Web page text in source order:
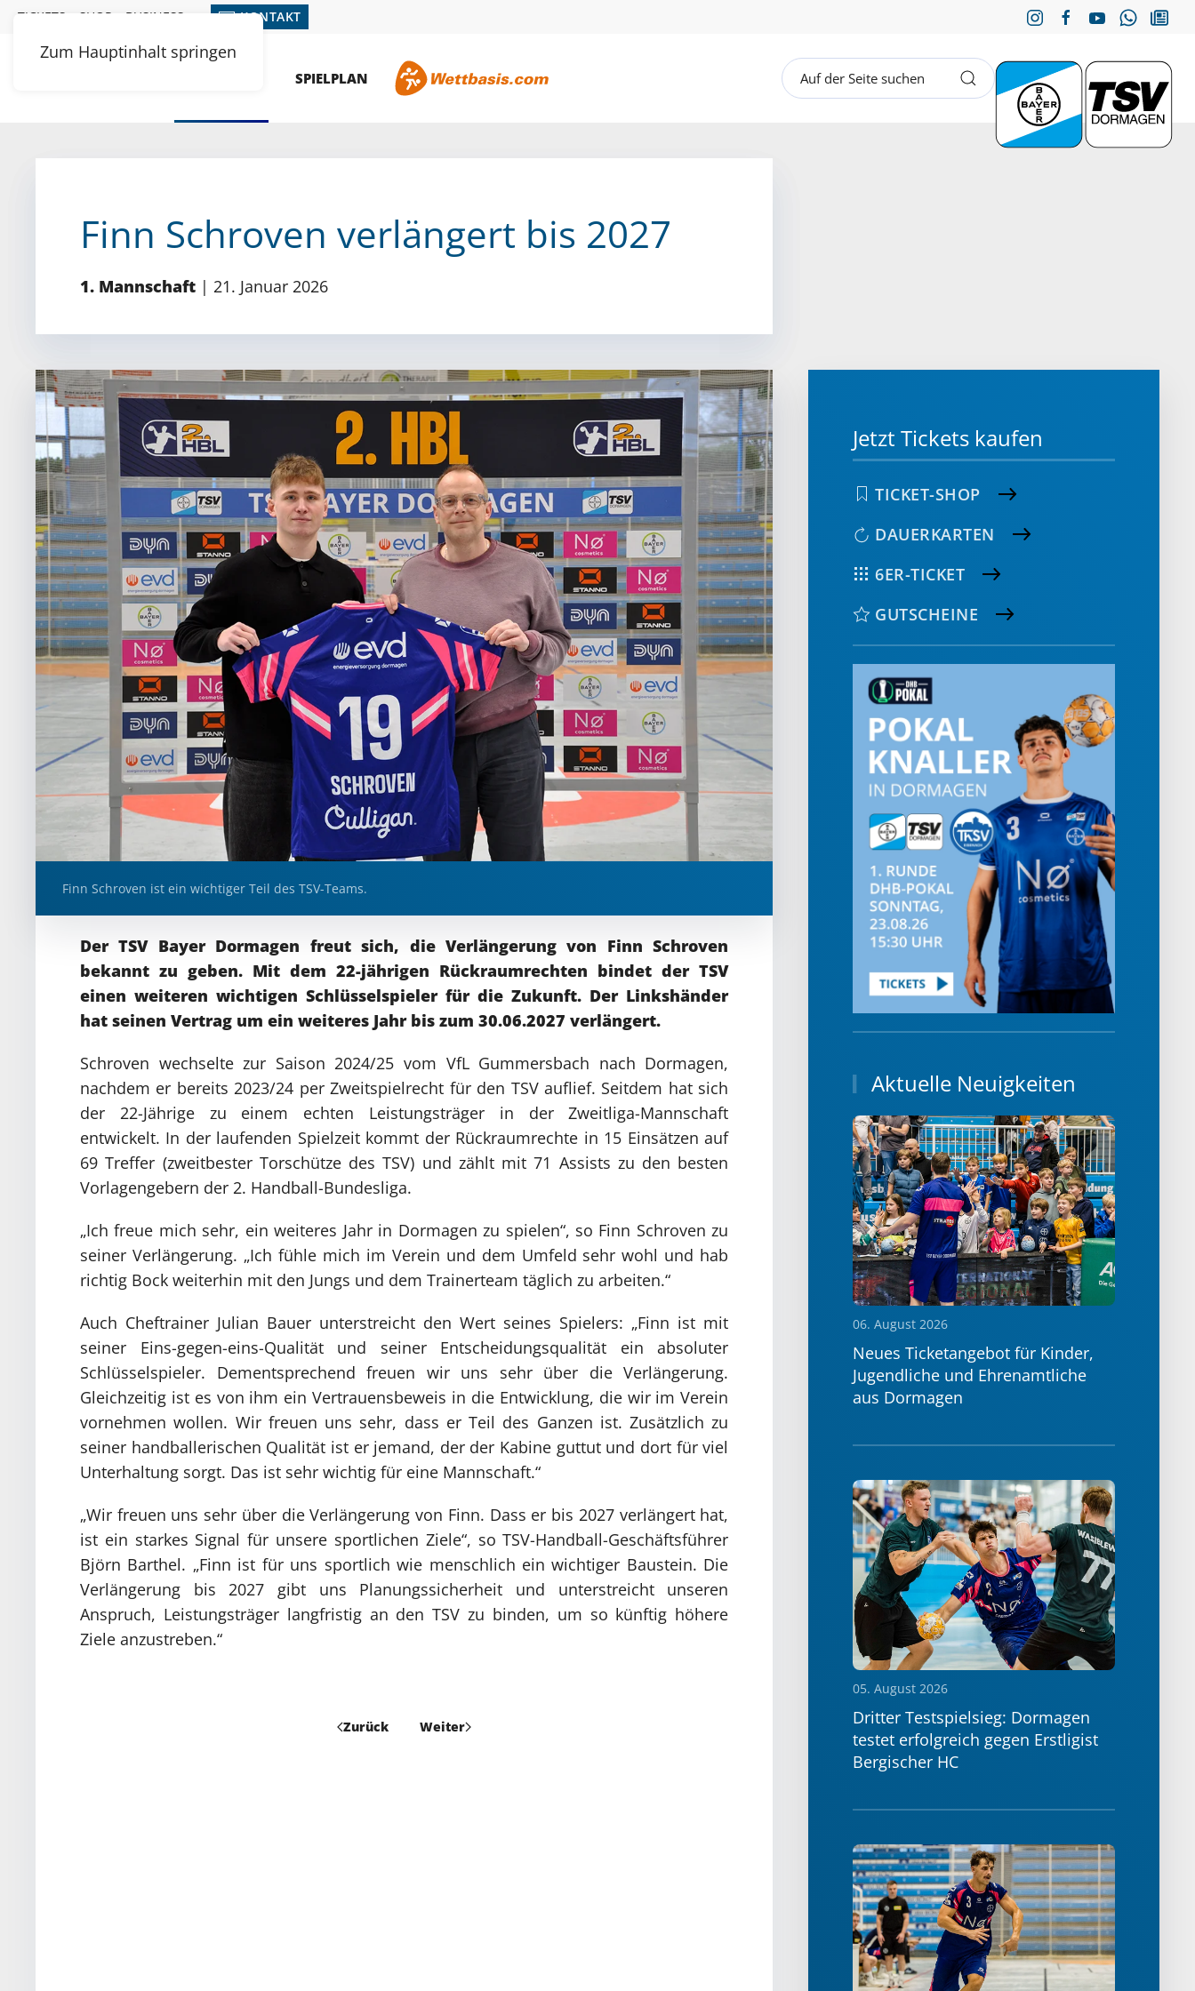
Zum Hauptinhalt springen
TICKETS SHOP BUSINESS KONTAKT
SPIELPLAN
Finn Schroven verlängert bis 2027
1. Mannschaft | 21. Januar 2026
Finn Schroven ist ein wichtiger Teil des TSV-Teams.
Der TSV Bayer Dormagen freut sich, die Verlängerung von Finn Schroven
bekannt zu geben. Mit dem 22-jährigen Rückraumrechten bindet der TSV
einen weiteren wichtigen Schlüsselspieler für die Zukunft. Der Linkshänder
hat seinen Vertrag um ein weiteres Jahr bis zum 30.06.2027 verlängert.
Schroven wechselte zur Saison 2024/25 vom VfL Gummersbach nach Dormagen,
nachdem er bereits 2023/24 per Zweitspielrecht für den TSV auflief. Seitdem hat sich
der 22-Jährige zu einem echten Leistungsträger in der Zweitliga-Mannschaft
entwickelt. In der laufenden Spielzeit kommt der Rückraumrechte in 15 Einsätzen auf
69 Treffer (zweitbester Torschütze des TSV) und zählt mit 71 Assists zu den besten
Vorlagengebern der 2. Handball-Bundesliga.
„Ich freue mich sehr, ein weiteres Jahr in Dormagen zu spielen“, so Finn Schroven zu
seiner Verlängerung. „Ich fühle mich im Verein und dem Umfeld sehr wohl und hab
richtig Bock weiterhin mit den Jungs und dem Trainerteam täglich zu arbeiten.“
Auch Cheftrainer Julian Bauer unterstreicht den Wert seines Spielers: „Finn ist mit
seiner Eins-gegen-eins-Qualität und seiner Entscheidungsqualität ein absoluter
Schlüsselspieler. Dementsprechend freuen wir uns sehr über die Verlängerung.
Gleichzeitig ist es von ihm ein Vertrauensbeweis in die Entwicklung, die wir im Verein
vornehmen wollen. Wir freuen uns sehr, dass er Teil des Ganzen ist. Zusätzlich zu
seiner handballerischen Qualität ist er jemand, der der Kabine guttut und dort für viel
Unterhaltung sorgt. Das ist sehr wichtig für eine Mannschaft.“
„Wir freuen uns sehr über die Verlängerung von Finn. Dass er bis 2027 verlängert hat,
ist ein starkes Signal für unsere sportlichen Ziele“, so TSV-Handball-Geschäftsführer
Björn Barthel. „Finn ist für uns sportlich wie menschlich ein wichtiger Baustein. Die
Verlängerung bis 2027 gibt uns Planungssicherheit und unterstreicht unseren
Anspruch, Leistungsträger langfristig an den TSV zu binden, um so künftig höhere
Ziele anzustreben.“
Zurück Weiter
Jetzt Tickets kaufen
TICKET-SHOP
DAUERKARTEN
6ER-TICKET
GUTSCHEINE
Aktuelle Neuigkeiten
06. August 2026
Neues Ticketangebot für Kinder,
Jugendliche und Ehrenamtliche
aus Dormagen
05. August 2026
Dritter Testspielsieg: Dormagen
testet erfolgreich gegen Erstligist
Bergischer HC